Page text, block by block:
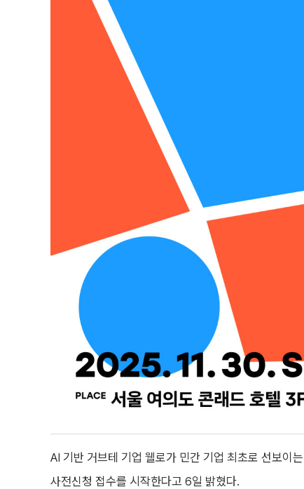
AI 기반 거브테 기업 웰로가 민간 기업 최초로 선보이
사전신청 접수를 시작한다고 6일 밝혔다.